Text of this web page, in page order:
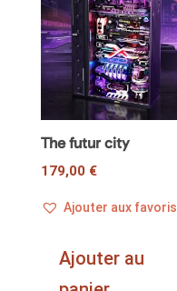
The futur city
179,00 €
Ajouter aux favoris
Ajouter au